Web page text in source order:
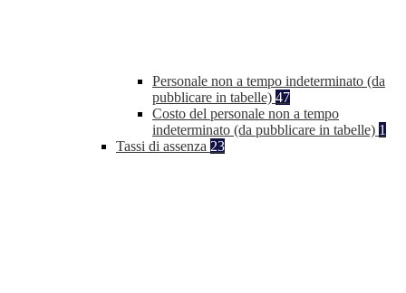
Personale non a tempo indeterminato (da
pubblicare in tabelle) 47
Costo del personale non a tempo
indeterminato (da pubblicare in tabelle) 1
Tassi di assenza 23